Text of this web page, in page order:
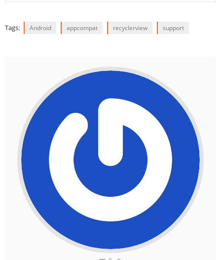
Tags: Android appcompat recyclerview support